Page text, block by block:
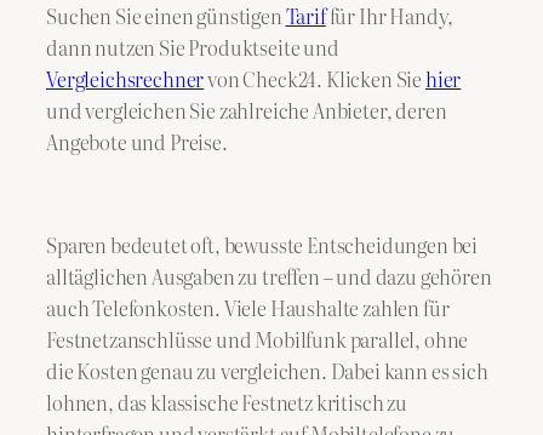
Suchen Sie einen günstigenTariffür Ihr Handy,
dann nutzen Sie Produktseite und
Vergleichsrechnervon Check24. Klicken Siehier
und vergleichen Sie zahlreiche Anbieter, deren
Angebote und Preise.
Sparen bedeutet oft, bewusste Entscheidungen bei
alltäglichen Ausgaben zu treffen – und dazu gehören
auch Telefonkosten. Viele Haushalte zahlen für
Festnetzanschlüsse und Mobilfunk parallel, ohne
die Kosten genau zu vergleichen. Dabei kann es sich
lohnen, das klassische Festnetz kritisch zu